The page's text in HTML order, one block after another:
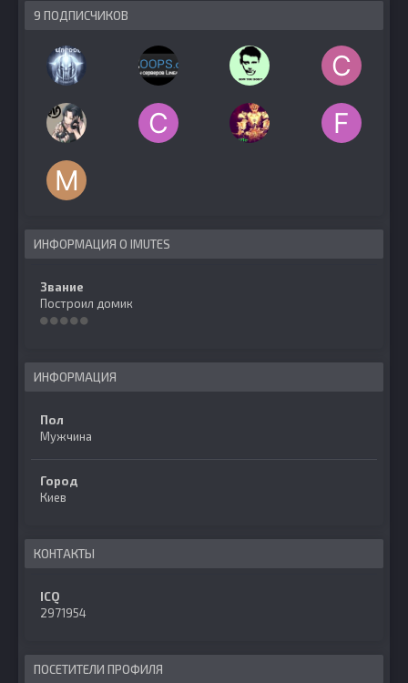
9 ПОДПИСЧИКОВ
ИНФОРМАЦИЯ О IMUTES
Звание
Построил домик
ИНФОРМАЦИЯ
Пол
Мужчина
Город
Киев
КОНТАКТЫ
ICQ
2971954
ПОСЕТИТЕЛИ ПРОФИЛЯ